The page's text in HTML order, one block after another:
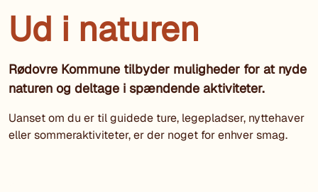
Ud i naturen
Rødovre Kommune tilbyder muligheder for at nyde
naturen og deltage i spændende aktiviteter.
Uanset om du er til guidede ture, legepladser, nyttehaver
eller sommeraktiviteter, er der noget for enhver smag.